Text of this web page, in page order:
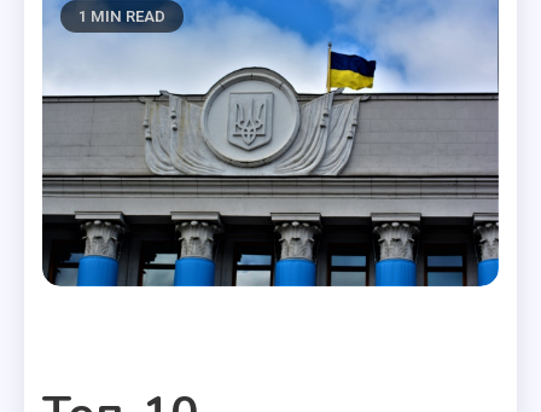
1 MIN READ